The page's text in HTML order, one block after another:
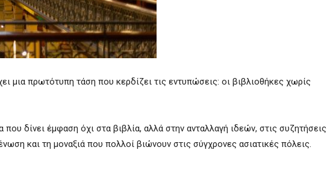
μια πρωτότυπη τάση που κερδίζει τις εντυπώσεις: οι βιβλιοθήκες χωρίς
που δίνει έμφαση όχι στα βιβλία, αλλά στην ανταλλαγή ιδεών, στις συζητήσεις
και τη μοναξιά που πολλοί βιώνουν στις σύγχρονες ασιατικές πόλεις.